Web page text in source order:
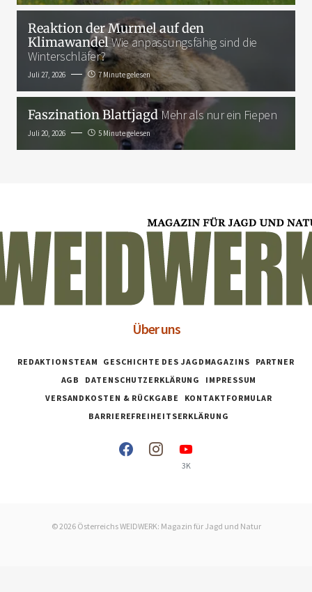
Reaktion der Murmel auf den
KlimawandelWie anpassungsfähig sind die
Winterschläfer?
Juli 27, 2026 7 Minute gelesen
Faszination BlattjagdMehr als nur ein Fiepen
Juli 20, 2026 5 Minute gelesen
Über uns
REDAKTIONSTEAM GESCHICHTE DES JAGDMAGAZINS
PARTNER
AGB
DATENSCHUTZERKLÄRUNG
IMPRESSUM
VERSANDKOSTEN & RÜCKGABE
KONTAKTFORMULAR
BARRIEREFREIHEITSERKLÄRUNG
3K
© 2026 Österreichs WEIDWERK: Magazin für Jagd und Natur